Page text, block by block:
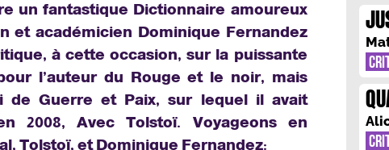
un fantastique Dictionnaire amoureux
et académicien Dominique Fernandez
à cette occasion, sur la puissante
l’auteur du Rouge et le noir, mais
de Guerre et Paix, sur lequel il avait
2008, Avec Tolstoï. Voyageons en
Tolstoï, et Dominique Fernandez: